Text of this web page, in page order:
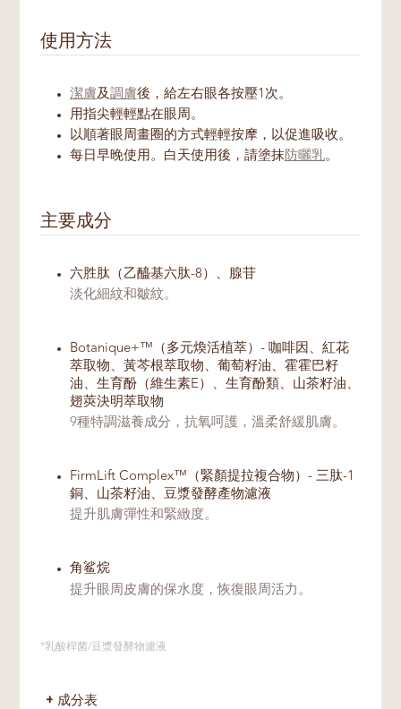
使用方法
潔膚及 調膚後，給左右眼各按壓1次。
用指尖輕輕點在眼周。
以順著眼周畫圈的方式輕輕按摩，以促進吸收。
每日早晚使用。白天使用後，請塗抹防曬乳。
主要成分
六胜肽（乙醯基六肽-8）、腺苷
淡化細紋和皺紋。
Botanique+™（多元煥活植萃）- 咖啡因、紅花
萃取物、黃芩根萃取物、葡萄籽油、霍霍巴籽
油、生育酚（維生素E）、生育酚類、山茶籽油、
翅莢決明萃取物
9種特調滋養成分，抗氧呵護，溫柔舒緩肌膚。
FirmLift Complex™（緊顏提拉複合物）- 三肽-1
銅、山茶籽油、豆漿發酵產物濾液
提升肌膚彈性和緊緻度。
角鲨烷
提升眼周皮膚的保水度，恢復眼周活力。
*乳酸桿菌/豆漿發酵物濾液
成分表